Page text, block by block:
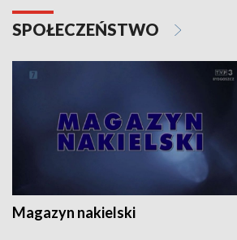
SPOŁECZEŃSTWO
Magazyn nakielski